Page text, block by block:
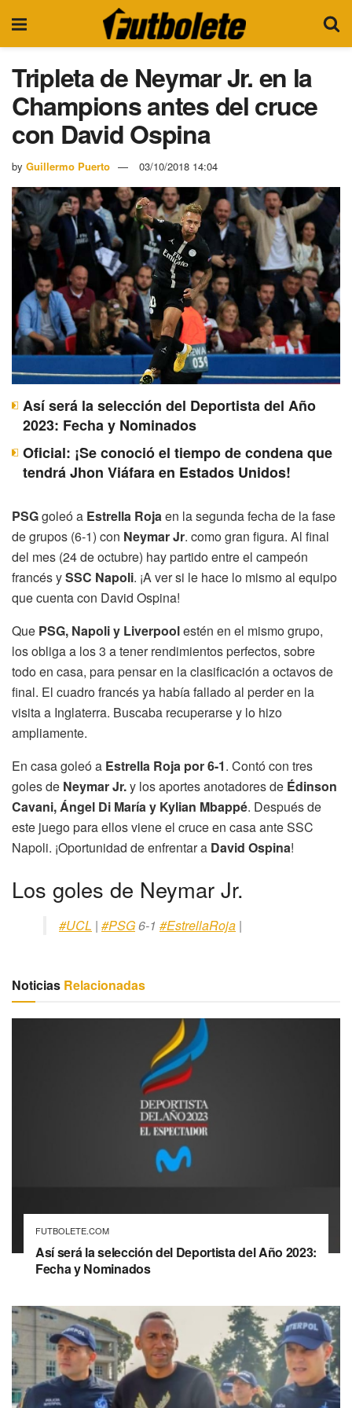
Tripleta de Neymar Jr. en la
Champions antes del cruce
con David Ospina
by Guillermo Puerto 03/10/2018 14:04
Así será la selección del Deportista del Año
2023: Fecha y Nominados
Oficial: ¡Se conoció el tiempo de condena que
tendrá Jhon Viáfara en Estados Unidos!
PSGgoleó a Estrella Roja en la segunda fecha de la fase
de grupos (6-1) con Neymar Jr. como gran figura. Al final
del mes (24 de octubre) hay partido entre el campeón
francés ySSC Napoli. ¡A ver si le hace lo mismo al equipo
que cuenta con David Ospina!
Que PSG, Napoli y Liverpoolestén en el mismo grupo,
los obliga a los 3 a tener rendimientos perfectos, sobre
todo en casa, para pensar en la clasificación a octavos de
final. El cuadro francés ya había fallado al perder en la
visita a Inglaterra. Buscaba recuperarse y lo hizo
ampliamente.
En casa goleó a Estrella Roja por 6-1. Contó con tres
goles de Neymar Jr.y los aportes anotadores de Édinson
Cavani, Ángel Di María y Kylian Mbappé. Después de
este juego para ellos viene el cruce en casa ante SSC
Napoli. ¡Oportunidad de enfrentar a David Ospina!
Los goles de Neymar Jr.
#UCL | #PSG6-1 #EstrellaRoja |
Noticias Relacionadas
FUTBOLETE.COM
Así será la selección del Deportista del Año 2023:
Fecha y Nominados